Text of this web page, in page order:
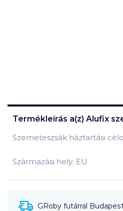
Termékleírás a(z) Alufix
Szemeteszsák háztartási
Származási hely: EU
GRoby futárral